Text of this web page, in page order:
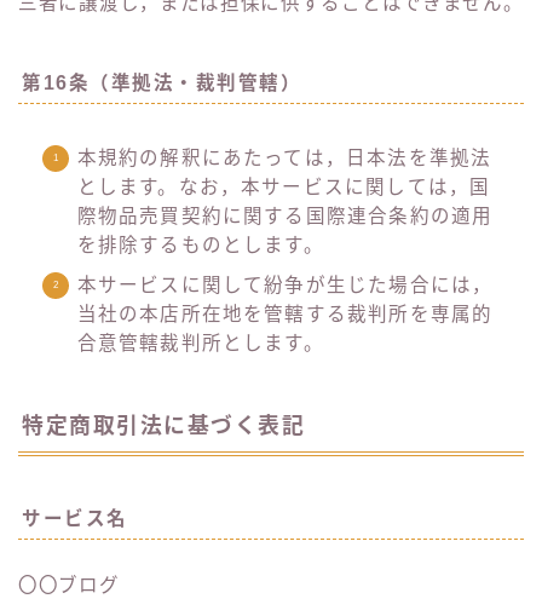
第16条（準拠法・裁判管轄）
本規約の解釈にあたっては，日本法を準拠法
とします。なお，本サービスに関しては，国
際物品売買契約に関する国際連合条約の適用
を排除するものとします。
本サービスに関して紛争が生じた場合には，
当社の本店所在地を管轄する裁判所を専属的
合意管轄裁判所とします。
特定商取引法に基づく表記
サービス名
〇〇ブログ